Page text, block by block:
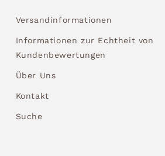
Versandinformationen
Informationen zur Echtheit von
Kundenbewertungen
Über Uns
Kontakt
Suche